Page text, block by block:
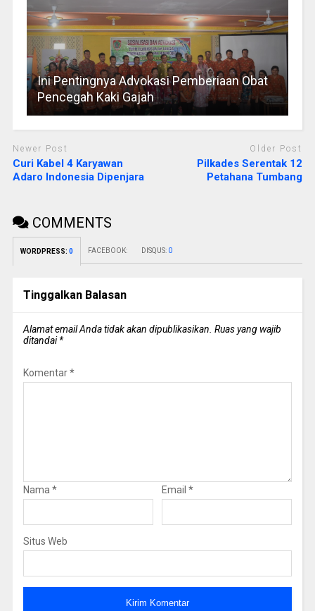
Ini Pentingnya Advokasi Pemberiaan Obat
Pencegah Kaki Gajah
Newer Post
Curi Kabel 4 Karyawan
Adaro Indonesia Dipenjara
Older Post
Pilkades Serentak 12
Petahana Tumbang
COMMENTS
WORDPRESS: 0 FACEBOOK: DISQUS: 0
Tinggalkan Balasan
Alamat email Anda tidak akan dipublikasikan. Ruas yang wajib
ditandai*
Komentar*
Nama * Email *
Situs Web